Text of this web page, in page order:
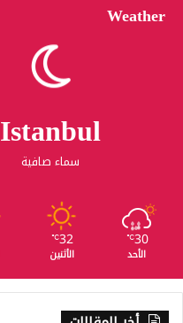
Weather
Istanbul
سماء صافية
30
℃
الأحد
32
℃
الأثنين